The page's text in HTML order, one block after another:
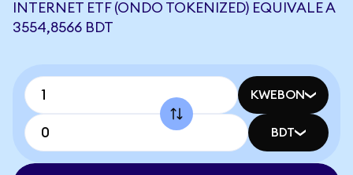
INTERNET ETF (ONDO TOKENIZED) EQUIVALE A
3554,8566 BDT
KWEBON
BDT